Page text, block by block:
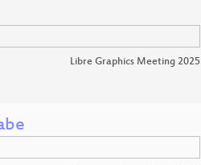
Libre Graphics Meeting 2025